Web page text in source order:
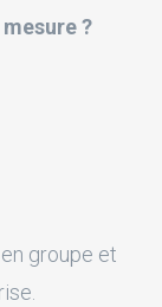
?
groupe et